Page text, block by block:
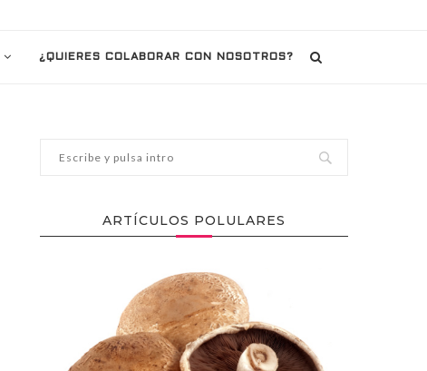
¿QUIERES COLABORAR CON NOSOTROS?
ARTÍCULOS POLULARES